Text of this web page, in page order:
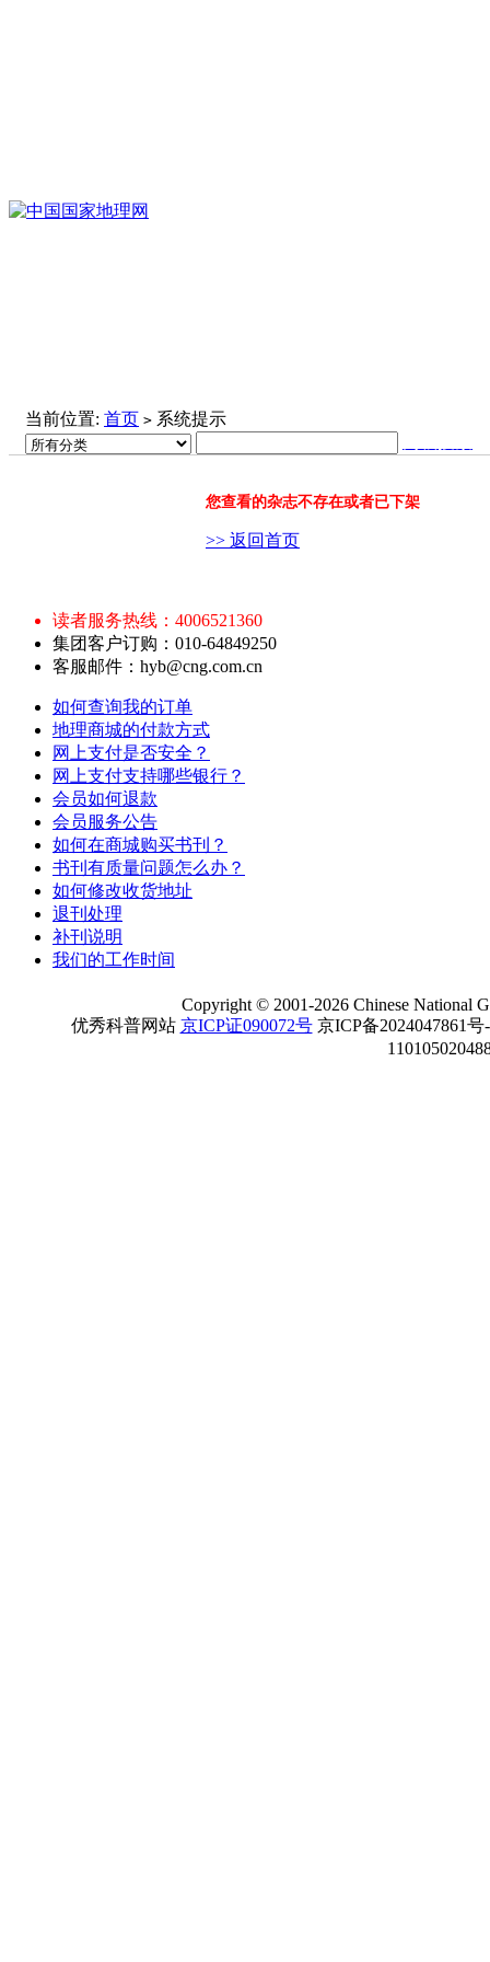
当前位置: 首页 > 系统提示
您查看的杂志不存在或者已下架
>> 返回首页
读者服务热线：4006521360
集团客户订购：010-64849250
客服邮件：hyb@cng.com.cn
如何查询我的订单
地理商城的付款方式
网上支付是否安全？
网上支付支持哪些银行？
会员如何退款
会员服务公告
如何在商城购买书刊？
书刊有质量问题怎么办？
如何修改收货地址
退刊处理
补刊说明
我们的工作时间
Copyright ©2001-2026 Chinese National
优秀科普网站 京ICP证090072号京ICP备2024047861